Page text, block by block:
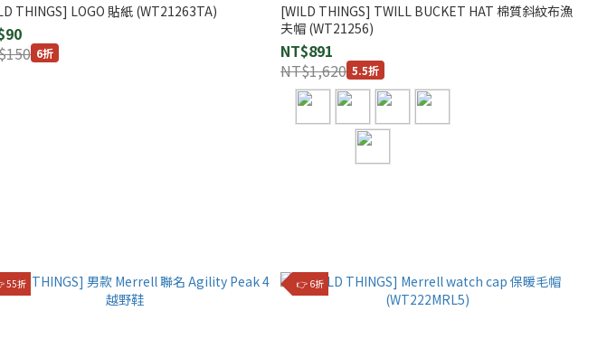
THINGS] LOGO 貼紙 (WT21263TA)
6折
[WILD THINGS] TWILL BUCKET HAT 棉質斜紋布漁
夫帽 (WT21256)
NT$891
NT$1,620 5.5折
55折 👉 6折